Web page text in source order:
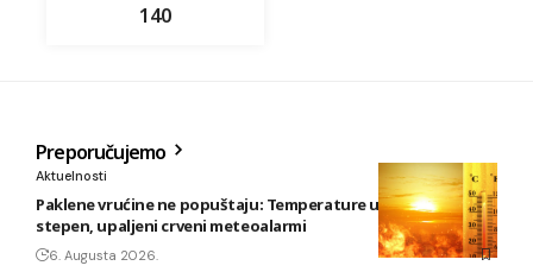
140
Preporučujemo
Aktuelnosti
Paklene vrućine ne popuštaju: Temperature u BiH i do 41
stepen, upaljeni crveni meteoalarmi
6. Augusta 2026.